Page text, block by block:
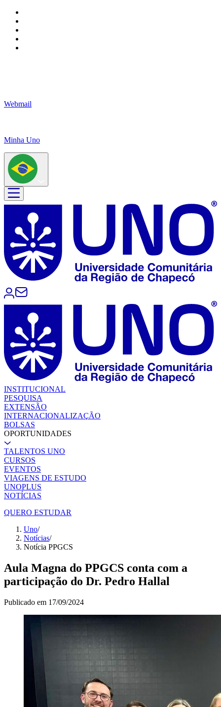
Webmail
Minha Uno
INSTITUCIONAL
PESQUISA
EXTENSÃO
INTERNACIONALIZAÇÃO
BOLSAS
OPORTUNIDADES
TALENTOS UNO
CURSOS
EVENTOS
VIAGENS DE ESTUDO
UNOPLUS
NOTÍCIAS
QUERO ESTUDAR
Uno/
Notícias/
Notícia PPGCS
Aula Magna do PPGCS conta com a
participação do Dr. Pedro Hallal
Publicado em 17/09/2024